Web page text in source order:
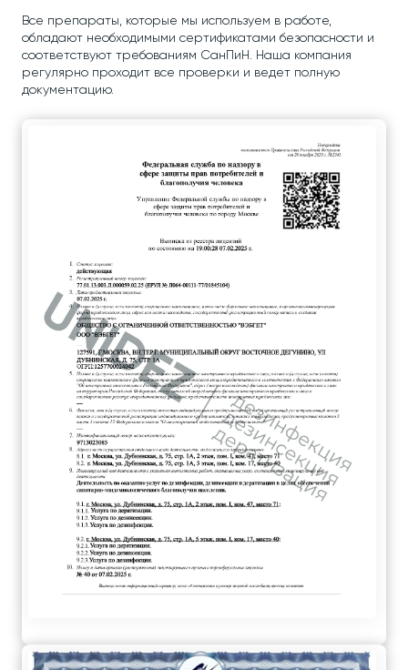
Все препараты, которые мы используем в работе,
обладают необходимыми сертификатами безопасности и
соответствуют требованиям СанПиН. Наша компания
регулярно проходит все проверки и ведет полную
документацию.